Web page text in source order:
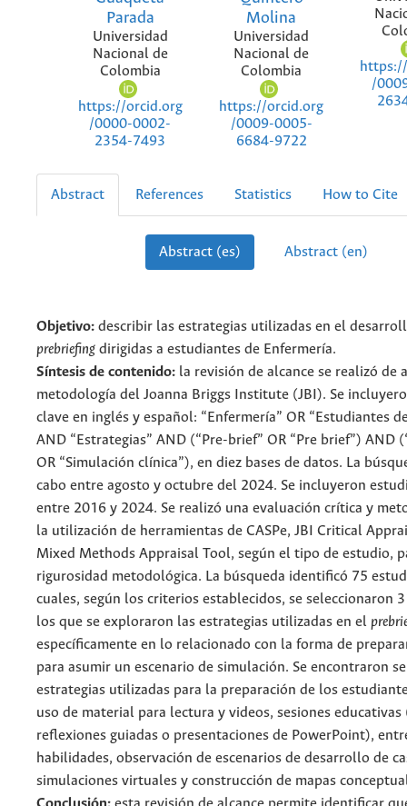
Parada
Universidad
Nacional de
Colombia
https://orcid.org
/0000-0002-
2354-7493
Molina
Universidad
Nacional de
Colombia
https://orcid.org
/0009-0005-
6684-9722
/
Abstract References Statistics How to Cite
Abstract (es) Abstract (en)
Objetivo: describir las estrategias utilizadas en el
prebriefing dirigidas a estudiantes de Enfermería.
Síntesis de contenido: la revisión de alcance se realizó de
metodología del Joanna Briggs Institute (JBI). Se
clave en inglés y español: “Enfermería” OR “Estudiantes
AND “Estrategias” AND (“Pre-brief” OR “Pre brief”) AND
OR “Simulación clínica”), en diez bases de datos. La
cabo entre agosto y octubre del 2024. Se incluyeron
entre 2016 y 2024. Se realizó una evaluación crítica y
la utilización de herramientas de CASPe, JBI Critical
Mixed Methods Appraisal Tool, según el tipo de estudio,
rigurosidad metodológica. La búsqueda identificó 75
cuales, según los criterios establecidos, se seleccionaron
los que se exploraron las estrategias utilizadas en el
específicamente en lo relacionado con la forma de
para asumir un escenario de simulación. Se encontraron
estrategias utilizadas para la preparación de los
uso de material para lectura y videos, sesiones educativas
reflexiones guiadas o presentaciones de PowerPoint),
habilidades, observación de escenarios de desarrollo de
simulaciones virtuales y construcción de mapas